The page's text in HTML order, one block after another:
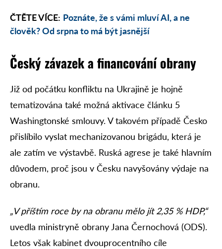
ČTĚTE VÍCE: Poznáte, že s vámi mluví AI, a ne
člověk? Od srpna to má být jasnější
Český závazek a financování obrany
Již od počátku konfliktu na Ukrajině je hojně
tematizována také možná aktivace článku 5
Washingtonské smlouvy. V takovém případě Česko
přislíbilo vyslat mechanizovanou brigádu, která je
ale zatím ve výstavbě. Ruská agrese je také hlavním
důvodem, proč jsou v Česku navyšovány výdaje na
obranu.
„V příštím roce by na obranu mělo jít 2,35 % HDP,“
uvedla ministryně obrany Jana Černochová (ODS).
Letos však kabinet dvouprocentního cíle